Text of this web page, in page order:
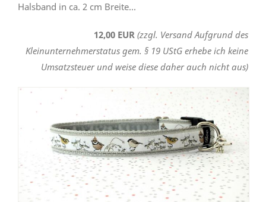
Halsband in ca. 2 cm Breite...
12,00 EUR (zzgl. Versand Aufgrund des
Kleinunternehmerstatus gem. § 19 UStG erhebe ich keine
Umsatzsteuer und weise diese daher auch nicht aus)